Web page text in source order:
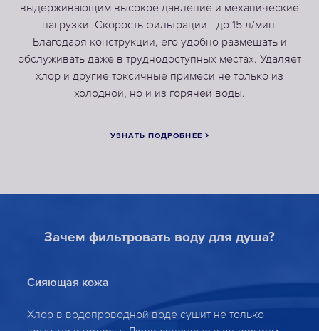
выдерживающим высокое давление и механические
нагрузки. Скорость фильтрации - до 15 л/мин.
Благодаря конструкции, его удобно размещать и
обслуживать даже в труднодоступных местах. Удаляет
хлор и другие токсичные примеси не только из
холодной, но и из горячей воды.
УЗНАТЬ ПОДРОБНЕЕ
Зачем фильтровать воду для душа?
Сияющая кожа
Хлор в водопроводной воде сушит не только